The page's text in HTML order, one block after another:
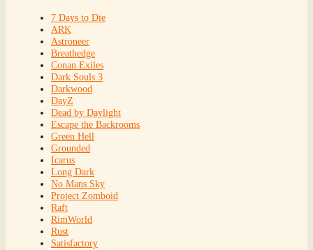
7 Days to Die
ARK
Astroneer
Breathedge
Conan Exiles
Dark Souls 3
Darkwood
DayZ
Dead by Daylight
Escape the Backrooms
Green Hell
Grounded
Icarus
Long Dark
No Mans Sky
Project Zomboid
Raft
RimWorld
Rust
Satisfactory